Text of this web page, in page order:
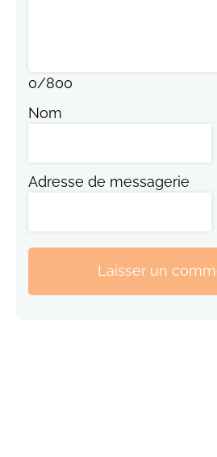
0/800
Nom
Adresse de messagerie
Laisser un